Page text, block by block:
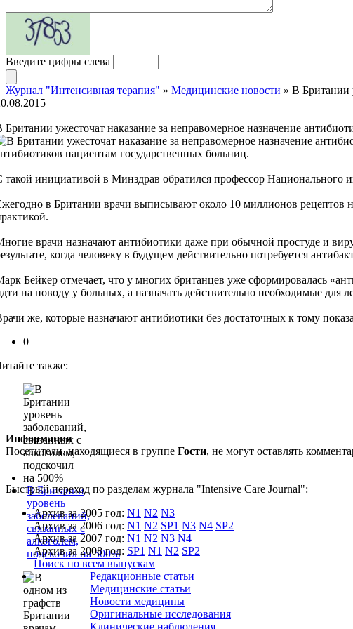
Введите цифры слева
Журнал "Интенсивная терапия" » Медицинские новости » В Британии
Британии ужесточат наказание за неправомерное назначение
пациентам государственных больниц.
такой инициативой в Минздрав обратился профессор Национального
в Британии врачи выписывают около 10 миллионов рецептов
врачи назначают антибиотики даже при обычной простуде и
когда человеку в будущем действительно потребуется
Бейкер отмечает, что у многих британцев уже сформировалась
на поводу у больных, а назначать действительно необходимые для
же, которые назначают антибиотики без достаточных к тому
0
также:
В Британии
уровень
заболеваний,
связанных с
алкоголем,
подскочил на 500%
Информация
Посетители, находящиеся в группе Гости, не могут оставлять
Быстрый переход по разделам журнала "Intensive Care Journal":
Архив за 2005 год: N1 N2 N3
Архив за 2006 год: N1 N2 SP1 N3 N4 SP2
Архив за 2007 год: N1 N2 N3 N4
Архив за 2008 год: SP1 N1 N2 SP2
Поиск по всем выпускам
Редакционные статьи
Медицинские статьи
Новости медицины
Оригинальные исследования
Клинические наблюдения